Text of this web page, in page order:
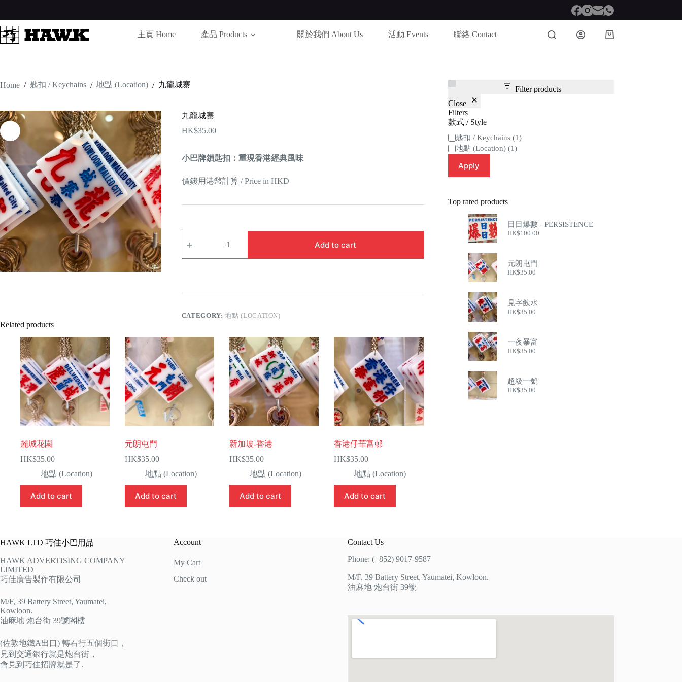
content
主頁 Home
產品 Products 關於我們 About Us 活動 Events 聯絡 Contact
Shopping
Home / 匙扣 / Keychains / 地點 (Location) / 九龍城寨
九龍城寨
HK$35.00
小巴牌鎖匙扣：重現香港經典風味
價錢用港幣計算 / Price in HKD
龍
Add to cart
CATEGORY:地點 (LOCATION)
Related products
麗城花園
HK$35.00
地點 (Location)
Add to cart
元朗屯門
HK$35.00
地點 (Location)
Add to cart
新加坡-香港
HK$35.00
地點 (Location)
Add to cart
香港仔華富邨
HK$35.00
地點 (Location)
Add to cart
Filter products
Close
Filters
款式 / Style
Category
匙扣 / Keychains(1)
地點 (Location)(1)
Apply
Top rated products
日日爆數 - PERSISTENCE
HK$100.00
元朗屯門
HK$35.00
見字飲水
HK$35.00
一夜暴富
HK$35.00
超級一號
HK$35.00
HAWK LTD 巧佳小巴用品
HAWK ADVERTISING COMPANY
LIMITED
巧佳廣告製作有限公司
M/F, 39 Battery Street, Yaumatei,
Kowloon.
油麻地 炮台街 39號閣樓
(佐敦地鐵A出口) 轉右行五個街口，
見到交通銀行就是炮台街，
會見到巧佳招牌就是了.
Account
My Cart
Check out
Contact Us
Phone: (+852) 9017-9587
M/F, 39 Battery Street, Yaumatei, Kowloon.
油麻地 炮台街 39號